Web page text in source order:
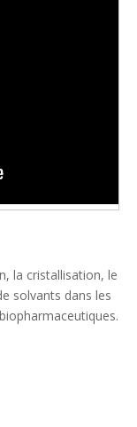
la cristallisation, le
solvants dans les